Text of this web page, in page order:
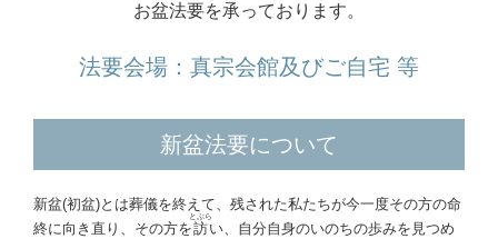
お盆法要を承っております。
法要会場：真宗会館及びご自宅 等
新盆法要について
新盆(初盆)とは葬儀を終えて、残された私たちが今一度その方の命
終に向き直り、その方を訪
とぶら
い、自分自身のいのちの歩みを見つめ